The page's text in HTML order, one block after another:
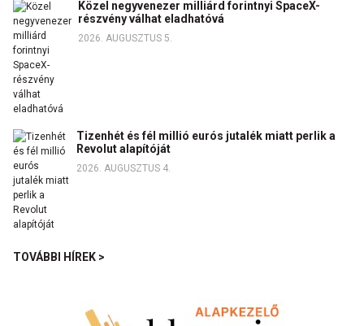
Közel negyvenezer milliárd forintnyi SpaceX-
részvény válhat eladhatóvá
2026. AUGUSZTUS 5.
Tizenhét és fél millió eurós jutalék miatt perlik a
Revolut alapítóját
2026. AUGUSZTUS 4.
TOVÁBBI HÍREK >